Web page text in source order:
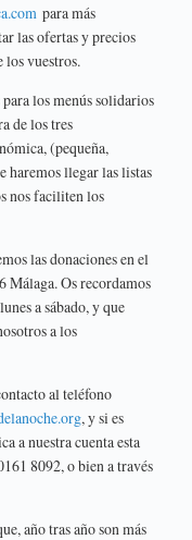
para más
las ofertas y precios
los vuestros.
los menús solidarios
de los tres
(pequeña,
haremos llegar las listas
nos faciliten los
las donaciones en el
Málaga. Os recordamos
a sábado, y que
a los
al teléfono
, y si es
a nuestra cuenta esta
8092, o bien a través
año tras año son más